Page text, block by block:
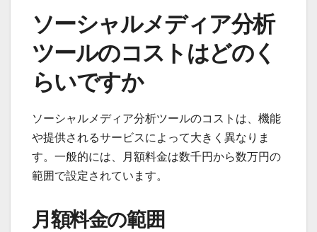
ソーシャルメディア分析
ツールのコストはどのく
らいですか
ソーシャルメディア分析ツールのコストは、機能
や提供されるサービスによって大きく異なりま
す。一般的には、月額料金は数千円から数万円の
範囲で設定されています。
月額料金の範囲